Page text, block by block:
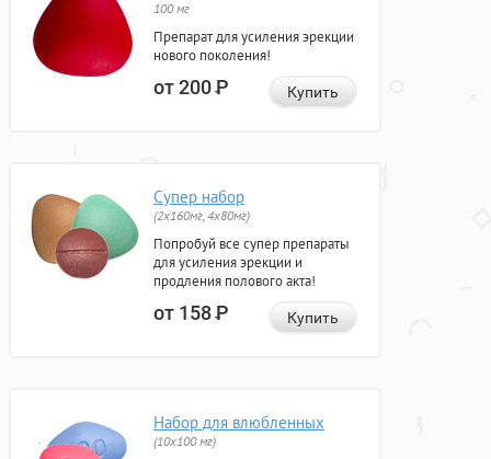
100 мг
Препарат для усиления эрекции
нового поколения!
от 200Р Купить
Супер набор
(2х160мг, 4х80мг)
Попробуй все супер препараты
для усиления эрекции и
продления полового акта!
от 158Р Купить
Набор для влюбленных
(10х100 мг)